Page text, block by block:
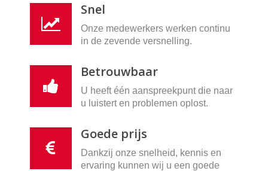
Snel
Onze medewerkers werken continu
in de zevende versnelling.
Betrouwbaar
U heeft één aanspreekpunt die naar
u luistert en problemen oplost.
Goede prijs
Dankzij onze snelheid, kennis en
ervaring kunnen wij u een goede